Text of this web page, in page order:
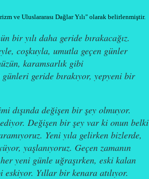
m ve Uluslararası DağlarYılı"olarak belirlenmiştir.
bir yılı daha geride bırakacağız.
coşkuyla, umutla geçen günler
karamsarlık gibi
günleri geride bırakıyor, yepyeni bir
dışında değişen bir şey olmuyor.
Değişen bir şey var ki onun belki
Yeni yıla gelirken bizlerde,
yaşlanıyoruz. Geçen zamanın
yeni günle uğraşırken, eski kalan
Yıllar bir kenara atılıyor.